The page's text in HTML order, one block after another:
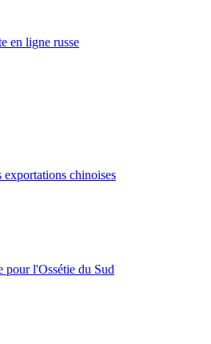
en ligne russe
exportations chinoises
pour l'Ossétie du Sud